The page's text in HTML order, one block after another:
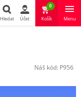
Hledat Účet
0
Košík Menu
Náš kód: P956